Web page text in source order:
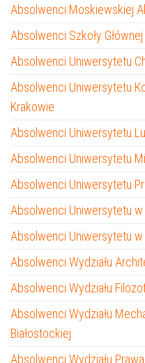
Absolwenci Moskiewskiej
Absolwenci Szkoły
Absolwenci Uniwersytetu
Absolwenci Uniwersytetu
Krakowie
Absolwenci Uniwersytetu
Absolwenci Uniwersytetu
Absolwenci Uniwersytetu
Absolwenci Uniwersytetu w
Absolwenci Uniwersytetu w
Absolwenci Wydziału
Absolwenci Wydziału
Absolwenci Wydziału
Białostockiej
Absolwenci Wydziału